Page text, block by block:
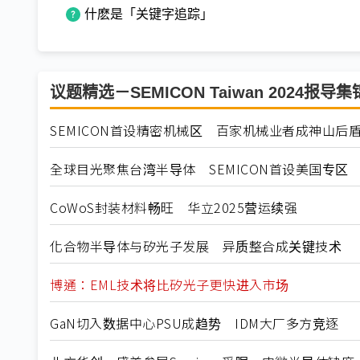
什麽是「关键字追踪」
议题精选－SEMICON Taiwan 2024报导集
SEMICON首设精密机械区 百家机械业者成神山后
全球目光聚焦台湾半导体 SEMICON首设美国专区
CoWoS封装材料畅旺 华立2025营运续强
化合物半导体与矽光子发展 异质整合成关键技术
博通：EML技术将比矽光子更快进入市场
GaN切入数据中心PSU成趋势 IDM大厂多方竞逐